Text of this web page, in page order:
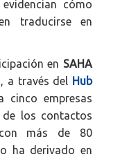
cómo
traducirse en
en SAHA
a través del Hub
cinco empresas
los contactos
más de 80
ha derivado en